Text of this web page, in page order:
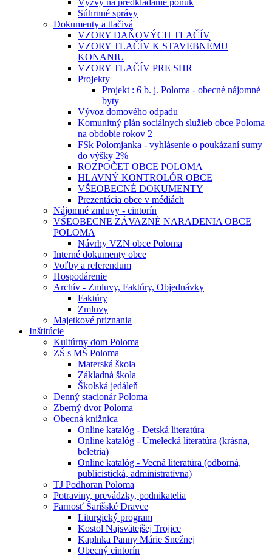
Výzvy na predkladanie ponúk
Súhrnné správy
Dokumenty a tlačivá
VZORY DAŇOVÝCH TLAČÍV
VZORY TLAČÍV K STAVEBNÉMU
KONANIU
VZORY TLAČÍV PRE SHR
Projekty
Projekt : 6 b. j. Poloma - obecné nájomné
byty
Vývoz domového odpadu
Komunitný plán sociálnych služieb obce Poloma
na obdobie rokov 2
FSk Polomjanka - vyhlásenie o poukázaní sumy
do výšky 2%
ROZPOČET OBCE POLOMA
HLAVNÝ KONTROLÓR OBCE
VŠEOBECNÉ DOKUMENTY
Prezentácia obce v médiách
Nájomné zmluvy - cintorín
VŠEOBECNE ZÁVAZNÉ NARADENIA OBCE
POLOMA
Návrhy VZN obce Poloma
Interné dokumenty obce
Voľby a referendum
Hospodárenie
Archív - Zmluvy, Faktúry, Objednávky
Faktúry
Zmluvy
Majetkové priznania
Inštitúcie
Kultúrny dom Poloma
ZŠ s MŠ Poloma
Materská škola
Základná škola
Školská jedáleň
Denný stacionár Poloma
Zberný dvor Poloma
Obecná knižnica
Online katalóg - Detská literatúra
Online katalóg - Umelecká literatúra (krásna,
beletria)
Online katalóg - Vecná literatúra (odborná,
publicistická, administratívna)
TJ Podhoran Poloma
Potraviny, prevádzky, podnikatelia
Farnosť Šarišské Dravce
Liturgický program
Kostol Najsvätejšej Trojice
Kaplnka Panny Márie Snežnej
Obecný cintorín